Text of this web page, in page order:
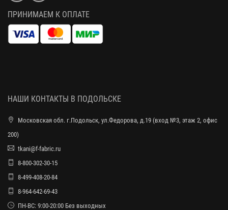
ПРИНИМАЕМ К ОПЛАТЕ
НАШИ КОНТАКТЫ В ПОДОЛЬСКЕ
Московская обл. г.Подольск, ул.Федорова, д.19 (вход №3, этаж 2, офис
200)
tkani@f-fabric.ru
8-800-302-30-15
8-499-408-20-84
8-964-642-69-43
ПН-ВС: 9:00-20:00 Без выходных